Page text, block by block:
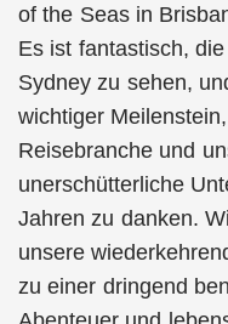
of the Seas in
Es ist fantastisch,
Sydney zu sehen,
wichtiger
Reisebranche und
unerschütterliche
Jahren zu danken.
unsere
zu einer dringend